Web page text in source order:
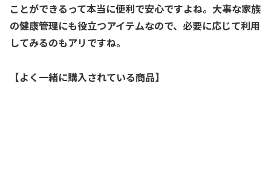
ことができるって本当に便利で安心ですよね。大事な家族
の健康管理にも役立つアイテムなので、必要に応じて利用
してみるのもアリですね。
【よく一緒に購入されている商品】